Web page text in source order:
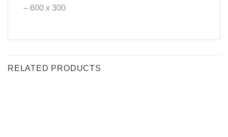
– 600 x 300
RELATED PRODUCTS